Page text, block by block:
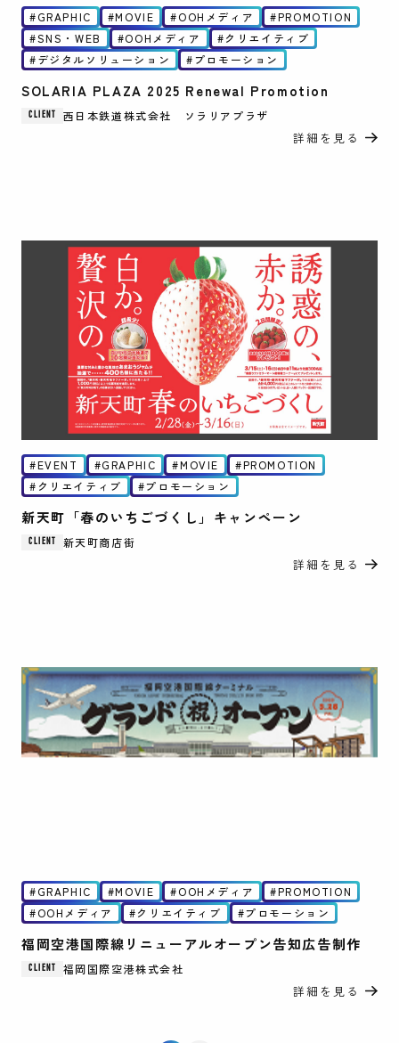
GRAPHIC MOVIE OOHメディア
PROMOTION
SNS・WEB
OOHメディア
クリエイティブ
デジタルソリューション
プロモーション
SOLARIA PLAZA 2025 Renewal Promotion
CLIENT 西日本鉄道株式会社 ソラリアプラザ
詳細を見る
EVENT GRAPHIC MOVIE
PROMOTION
クリエイティブ
プロモーション
新天町「春のいちごづくし」キャンペーン
CLIENT 新天町商店街
詳細を見る
GRAPHIC MOVIE OOHメディア
PROMOTION
OOHメディア
クリエイティブ プロモーション
福岡空港国際線リニューアルオープン告知広告制作
CLIENT 福岡国際空港株式会社
詳細を見る